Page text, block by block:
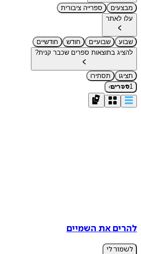
מבצעים
ספרייה ציבורית
עלו לאתר
שבוע שבועיים חודש
חודשיים
להציג בתוצאות ספרים שכבר קנית?
תציגו
תסתירו
1ספרים›
להרים את השמיים
לשמור לי